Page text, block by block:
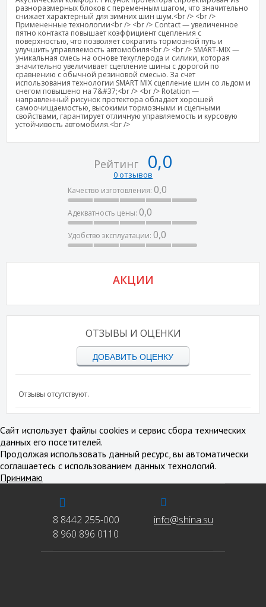
разноразмерных блоков с переменным шагом, что значительно
снижает характерный для зимних шин шум.<br /> <br />
Примененные технологии<br /> <br /> Contact — увеличенное
пятно контакта повышает коэффициент сцепления с
поверхностью, что позволяет сократить тормозной путь и
улучшить управляемость автомобиля<br /> <br /> SMART-MIX —
уникальная смесь на основе техуглерода и силики, которая
значительно увеличивает сцепление шины с дорогой по
сравнению с обычной резиновой смесью. За счет
использования технологии SMART MIX сцепление шин со льдом и
снегом повышено на 7&#37;<br /> <br /> Rotation —
направленный рисунок протектора обладает хорошей
самоочищаемостью, высокими тормозными и сцепными
свойствами, гарантирует отличную управляемость и курсовую
устойчивость автомобиля.<br />
Рейтинг 0,0
0 отзывов
Качество изготовления: 0,0
Адекватность цены: 0,0
Удобство эксплуатации: 0,0
АКЦИИ
ОТЗЫВЫ И ОЦЕНКИ
ДОБАВИТЬ ОЦЕНКУ
Отзывы отсутствуют.
8 8442 255-000
8 960 896 0110
info@shina.su
Сайт использует файлы cookies и сервис сбора технических
данных его посетителей.
Продолжая использовать данный ресурс, вы автоматически
соглашаетесь с использованием данных технологий.
Принимаю